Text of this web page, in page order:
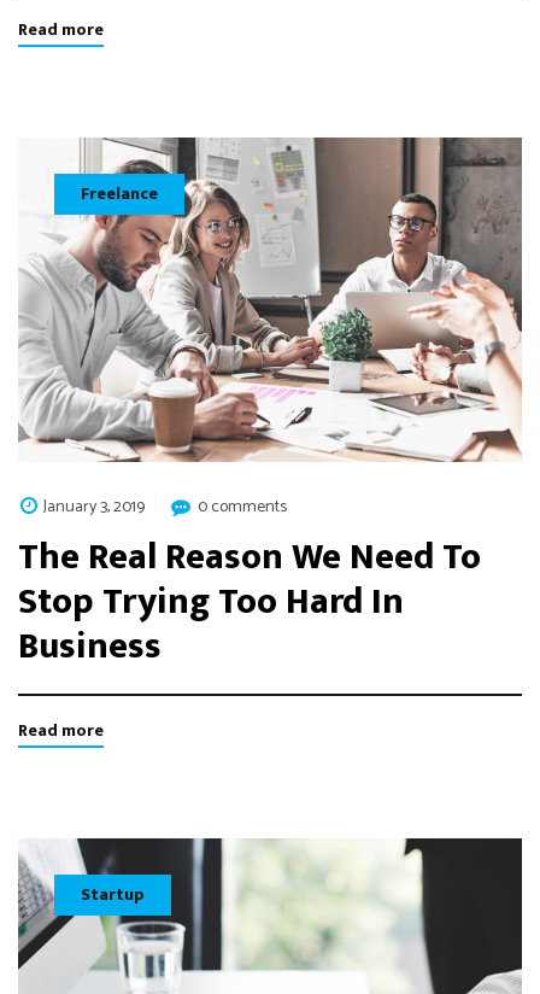
Read more
Freelance
January 3, 2019 0 comments
The Real Reason We Need To
Stop Trying Too Hard In
Business
Read more
Startup